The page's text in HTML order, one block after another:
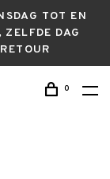
TOT EN
DAG
0